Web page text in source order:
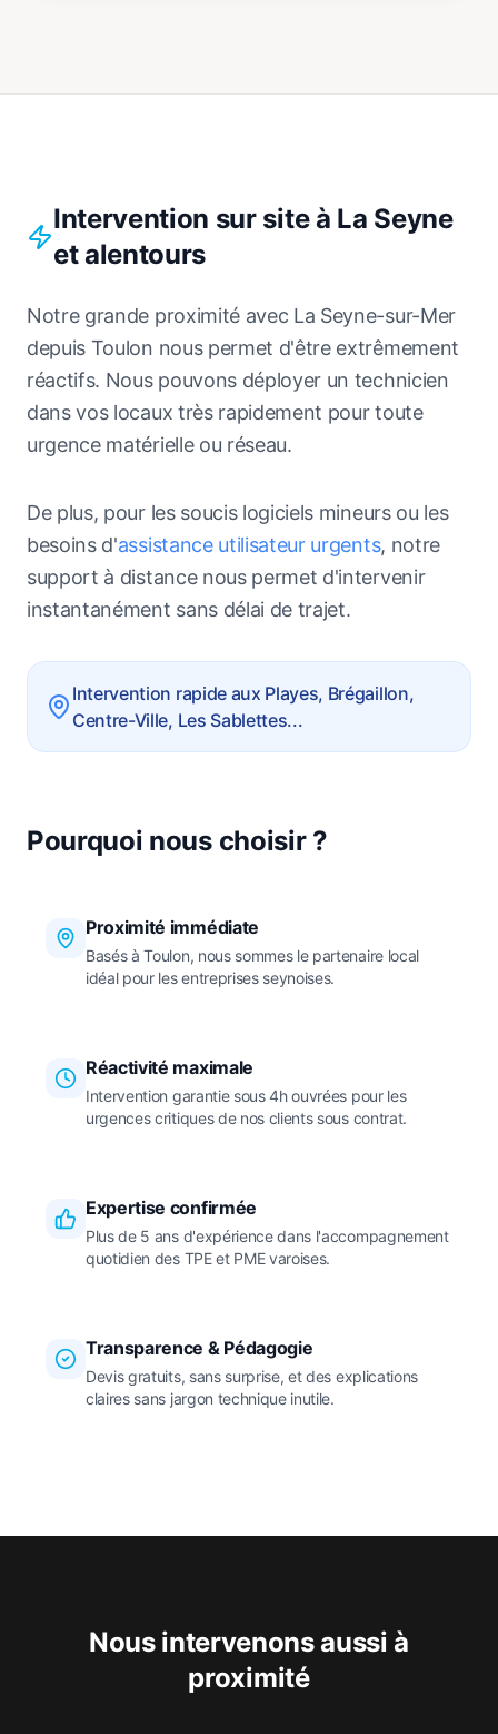
Intervention sur site à La Seyne
et alentours
Notre grande proximité avec La Seyne-sur-Mer
depuis Toulon nous permet d'être extrêmement
réactifs. Nous pouvons déployer un technicien
dans vos locaux très rapidement pour toute
urgence matérielle ou réseau.
De plus, pour les soucis logiciels mineurs ou les
besoins d'assistance utilisateur urgents, notre
support à distance nous permet d'intervenir
instantanément sans délai de trajet.
Intervention rapide aux Playes, Brégaillon,
Centre-Ville, Les Sablettes...
Pourquoi nous choisir ?
Proximité immédiate
Basés à Toulon, nous sommes le partenaire local
idéal pour les entreprises seynoises.
Réactivité maximale
Intervention garantie sous 4h ouvrées pour les
urgences critiques de nos clients sous contrat.
Expertise confirmée
Plus de 5 ans d'expérience dans l'accompagnement
quotidien des TPE et PME varoises.
Transparence & Pédagogie
Devis gratuits, sans surprise, et des explications
claires sans jargon technique inutile.
Nous intervenons aussi à
proximité